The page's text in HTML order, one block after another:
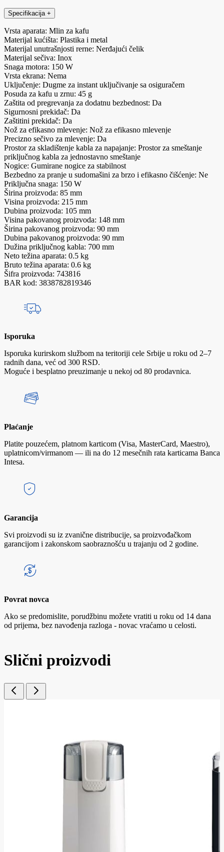
Specifikacija +
Vrsta aparata: Mlin za kafu
Materijal kućišta: Plastika i metal
Materijal unutrašnjosti rerne: Nerđajući čelik
Materijal sečiva: Inox
Snaga motora: 150 W
Vrsta ekrana: Nema
Uključenje: Dugme za instant uključivanje sa osiguračem
Posuda za kafu u zrnu: 45 g
Zaštita od pregrevanja za dodatnu bezbednost: Da
Sigurnosni prekidač: Da
Zaštitini prekidač: Da
Nož za efikasno mlevenje: Nož za efikasno mlevenje
Precizno sečivo za mlevenje: Da
Prostor za skladištenje kabla za napajanje: Prostor za smeštanje
priključnog kabla za jednostavno smeštanje
Nogice: Gumirane nogice za stabilnost
Bezbedno za pranje u sudomašini za brzo i efikasno čišćenje: Ne
Priključna snaga: 150 W
Širina proizvoda: 85 mm
Visina proizvoda: 215 mm
Dubina proizvoda: 105 mm
Visina pakovanog proizvoda: 148 mm
Širina pakovanog proizvoda: 90 mm
Dubina pakovanog proizvoda: 90 mm
Dužina priključnog kabla: 700 mm
Neto težina aparata: 0.5 kg
Bruto težina aparata: 0.6 kg
Šifra proizvoda: 743816
BAR kod: 3838782819346
Isporuka
Isporuka kurirskom službom na teritoriji cele Srbije u roku od 2–7
radnih dana, već od 300 RSD.
Moguće i besplatno preuzimanje u nekoj od 80 prodavnica.
Plaćanje
Platite pouzećem, platnom karticom (Visa, MasterCard, Maestro),
uplatnicom/virmanom — ili na do 12 mesečnih rata karticama Banca
Intesa.
Garancija
Svi proizvodi su iz zvanične distribucije, sa proizvođačkom
garancijom i zakonskom saobraznošću u trajanju od 2 godine.
Povrat novca
Ako se predomislite, porudžbinu možete vratiti u roku od 14 dana
od prijema, bez navođenja razloga - novac vraćamo u celosti.
Slični proizvodi